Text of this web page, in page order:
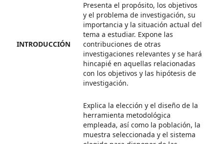
INTRODUCCIÓN
Presenta el propósito, los objetivos
y el problema de investigación, su
importancia y la situación actual del
tema a estudiar. Expone las
contribuciones de otras
investigaciones relevantes y se hará
hincapié en aquellas relacionadas
con los objetivos y las hipótesis de
investigación.
Explica la elección y el diseño de la
herramienta metodológica
empleada, así como la población, la
muestra seleccionada y el sistema